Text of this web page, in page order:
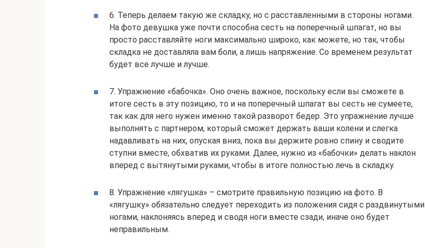
6. Теперь делаем такую же складку, но с расставленными в стороны ногами.
На фото девушка уже почти способна сесть на поперечный шпагат, но вы
просто расставляйте ноги максимально широко, как можете, но так, чтобы
складка не доставляла вам боли, а лишь напряжение. Со временем результат
будет все лучше и лучше.
7. Упражнение «бабочка». Оно очень важное, поскольку если вы сможете в
итоге сесть в эту позицию, то и на поперечный шпагат вы сесть не сумеете,
так как для него нужен именно такой разворот бедер. Это упражнение лучше
выполнять с партнером, который сможет держать ваши колени и слегка
надавливать на них, опуская вниз, пока вы держите ровно спину и сводите
ступни вместе, обхватив их руками. Далее, нужно из «бабочки» делать наклон
вперед с вытянутыми руками, чтобы в итоге полностью лечь в складку.
8. Упражнение «лягушка» – смотрите правильную позицию на фото. В
«лягушку» обязательно следует переходить из положения сидя с раздвинутыми
ногами, наклоняясь вперед и сводя ноги вместе сзади, иначе оно будет
неправильным.